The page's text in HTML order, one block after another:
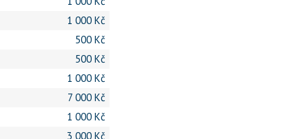
1 000 Kč
500 Kč
500 Kč
1 000 Kč
7 000 Kč
1 000 Kč
3 000 Kč